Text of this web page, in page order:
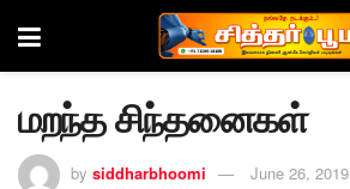
மறந்த சிந்தனைகள்
by siddharbhoomi June 26, 2019